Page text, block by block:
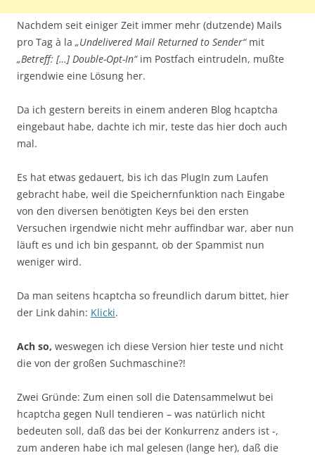
Nachdem seit einiger Zeit immer mehr (dutzende) Mails
pro Tag à la „Undelivered Mail Returned to Sender“mit
„Betreff: […] Double-Opt-In“im Postfach eintrudeln, mußte
irgendwie eine Lösung her.
Da ich gestern bereits in einem anderen Blog hcaptcha
eingebaut habe, dachte ich mir, teste das hier doch auch
mal.
Es hat etwas gedauert, bis ich das PlugIn zum Laufen
gebracht habe, weil die Speichernfunktion nach Eingabe
von den diversen benötigten Keys bei den ersten
Versuchen irgendwie nicht mehr auffindbar war, aber nun
läuft es und ich bin gespannt, ob der Spammist nun
weniger wird.
Da man seitens hcaptcha so freundlich darum bittet, hier
der Link dahin: Klicki.
Ach so, weswegen ich diese Version hier teste und nicht
die von der großen Suchmaschine?!
Zwei Gründe: Zum einen soll die Datensammelwut bei
hcaptcha gegen Null tendieren – was natürlich nicht
bedeuten soll, daß das bei der Konkurrenz anders ist -,
zum anderen habe ich mal gelesen (lange her), daß die